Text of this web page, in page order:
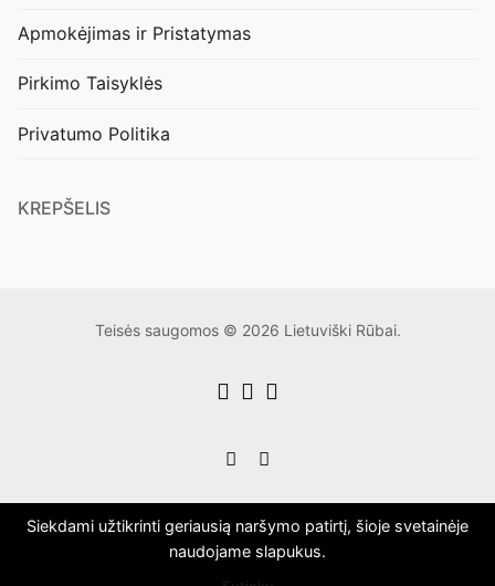
Apmokėjimas ir Pristatymas
Pirkimo Taisyklės
Privatumo Politika
KREPŠELIS
Teisės saugomos © 2026 Lietuviški Rūbai.
Siekdami užtikrinti geriausią naršymo patirtį, šioje svetainėje
naudojame slapukus.